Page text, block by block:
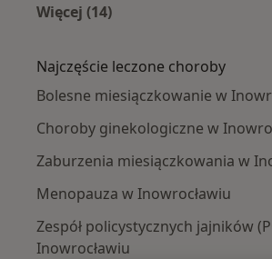
Więcej (14)
Najczęście leczone choroby
Bolesne miesiączkowanie w
Choroby ginekologiczne w
Zaburzenia miesiączkowania w
Menopauza w Inowrocławiu
Zespół policystycznych jajników
Inowrocławiu